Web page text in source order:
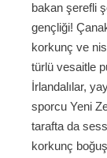
bakan şerefli
gençliği!
korkunç ve
türlü vesaitle
İrlandalılar,
sporcu Yeni
tarafta da
korkunç